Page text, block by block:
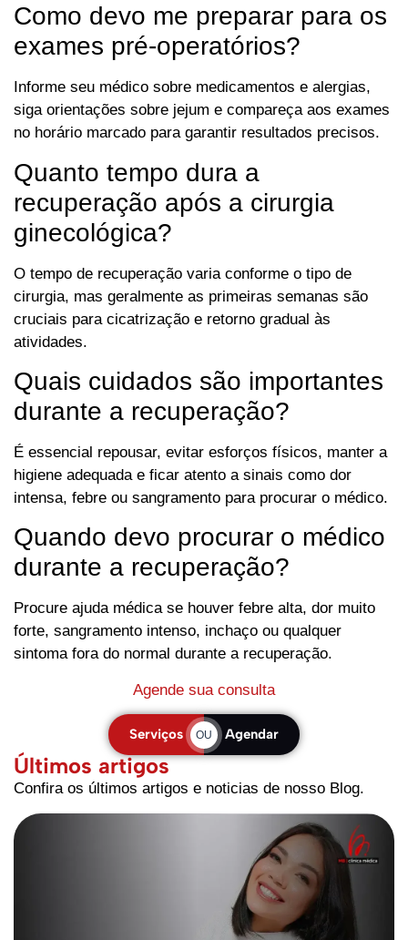
Como devo me preparar para os
exames pré-operatórios?
Informe seu médico sobre medicamentos e alergias,
siga orientações sobre jejum e compareça aos exames
no horário marcado para garantir resultados precisos.
Quanto tempo dura a
recuperação após a cirurgia
ginecológica?
O tempo de recuperação varia conforme o tipo de
cirurgia, mas geralmente as primeiras semanas são
cruciais para cicatrização e retorno gradual às
atividades.
Quais cuidados são importantes
durante a recuperação?
É essencial repousar, evitar esforços físicos, manter a
higiene adequada e ficar atento a sinais como dor
intensa, febre ou sangramento para procurar o médico.
Quando devo procurar o médico
durante a recuperação?
Procure ajuda médica se houver febre alta, dor muito
forte, sangramento intenso, inchaço ou qualquer
sintoma fora do normal durante a recuperação.
Agende sua consulta
Serviços OU Agendar
Últimos artigos
Confira os últimos artigos e noticias de nosso Blog.